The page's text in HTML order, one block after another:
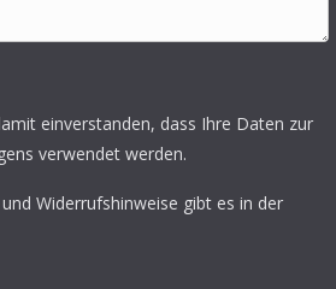
einverstanden, dass Ihre Daten zur
verwendet werden.
Widerrufshinweise gibt es in der